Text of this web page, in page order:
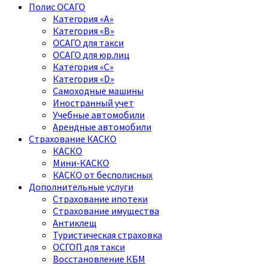
Полис ОСАГО
Категория «A»
Категория «B»
ОСАГО для такси
ОСАГО для юр.лиц
Категория «C»
Категория «D»
Самоходные машины
Иностранный учет
Учебные автомобили
Арендные автомобили
Страхование КАСКО
КАСКО
Мини-КАСКО
КАСКО от бесполисных
Дополнительные услуги
Страхование ипотеки
Страхование имущества
Антиклещ
Туристическая страховка
ОСГОП для такси
Восстановление КБМ